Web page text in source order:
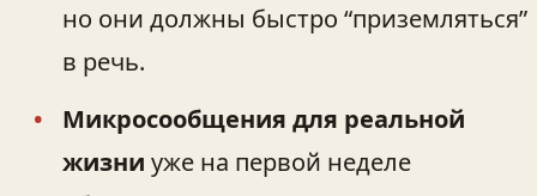
но они должны быстро “приземляться”
в речь.
Микросообщения для реальной
жизни уже на первой неделе